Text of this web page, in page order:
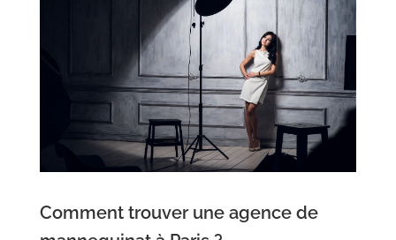
Comment trouver une agence de